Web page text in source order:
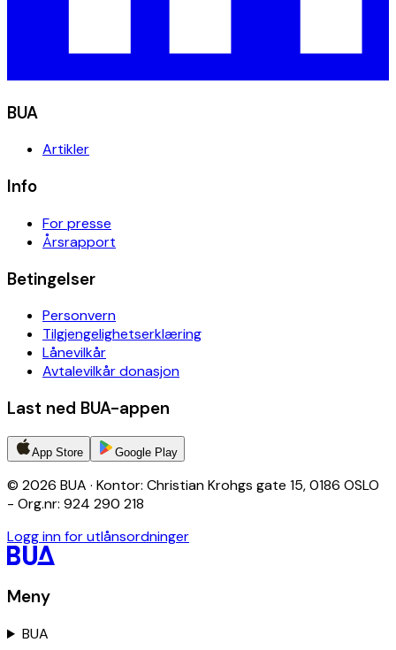
BUA
Artikler
Info
For presse
Årsrapport
Betingelser
Personvern
Tilgjengelighetserklæring
Lånevilkår
Avtalevilkår donasjon
Last ned BUA-appen
App Store Google Play
© 2026 BUA · Kontor: Christian Krohgs gate 15, 0186 OSLO
- Org.nr: 924 290 218
Logg inn for utlånsordninger
Meny
BUA